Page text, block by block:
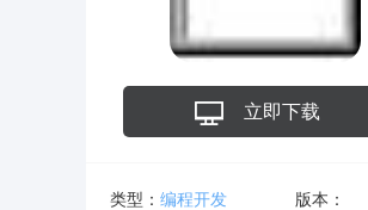
立即下载
类型： 编程开发
版本：